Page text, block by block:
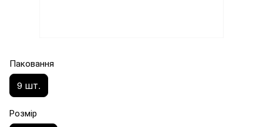
Паковання
9 шт.
Розмір